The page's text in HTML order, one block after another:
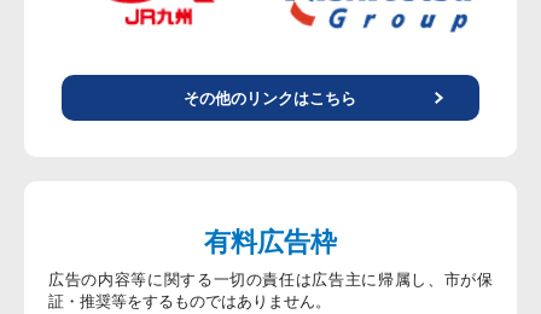
その他のリンクはこちら
有料広告枠
広告の内容等に関する一切の責任は広告主に帰属し、市が保
証・推奨等をするものではありません。